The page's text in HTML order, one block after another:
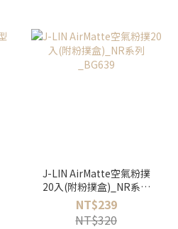
J-LIN AirMatte空氣粉撲
20入(附粉撲盒)_NR系列
_BG639
NT$239
NT$320